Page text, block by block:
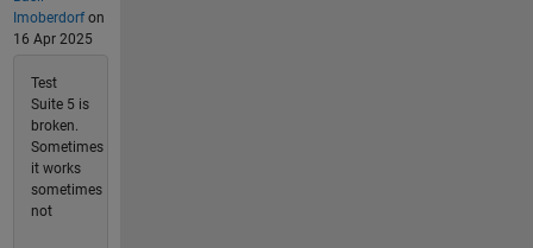
Imoberdorfon
16 Apr 2025
Test
Suite 5 is
broken.
Sometimes
it works
sometimes
not